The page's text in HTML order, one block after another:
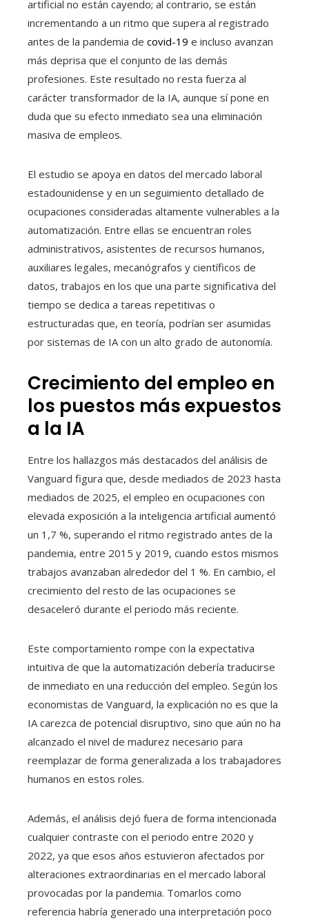
artificial no están cayendo; al contrario, se están
incrementando a un ritmo que supera al registrado
antes de la pandemia de covid-19 e incluso avanzan
más deprisa que el conjunto de las demás
profesiones. Este resultado no resta fuerza al
carácter transformador de la IA, aunque sí pone en
duda que su efecto inmediato sea una eliminación
masiva de empleos.
El estudio se apoya en datos del mercado laboral
estadounidense y en un seguimiento detallado de
ocupaciones consideradas altamente vulnerables a la
automatización. Entre ellas se encuentran roles
administrativos, asistentes de recursos humanos,
auxiliares legales, mecanógrafos y científicos de
datos, trabajos en los que una parte significativa del
tiempo se dedica a tareas repetitivas o
estructuradas que, en teoría, podrían ser asumidas
por sistemas de IA con un alto grado de autonomía.
Crecimiento del empleo en
los puestos más expuestos
a la IA
Entre los hallazgos más destacados del análisis de
Vanguard figura que, desde mediados de 2023 hasta
mediados de 2025, el empleo en ocupaciones con
elevada exposición a la inteligencia artificial aumentó
un 1,7 %, superando el ritmo registrado antes de la
pandemia, entre 2015 y 2019, cuando estos mismos
trabajos avanzaban alrededor del 1 %. En cambio, el
crecimiento del resto de las ocupaciones se
desaceleró durante el periodo más reciente.
Este comportamiento rompe con la expectativa
intuitiva de que la automatización debería traducirse
de inmediato en una reducción del empleo. Según los
economistas de Vanguard, la explicación no es que la
IA carezca de potencial disruptivo, sino que aún no ha
alcanzado el nivel de madurez necesario para
reemplazar de forma generalizada a los trabajadores
humanos en estos roles.
Además, el análisis dejó fuera de forma intencionada
cualquier contraste con el periodo entre 2020 y
2022, ya que esos años estuvieron afectados por
alteraciones extraordinarias en el mercado laboral
provocadas por la pandemia. Tomarlos como
referencia habría generado una interpretación poco